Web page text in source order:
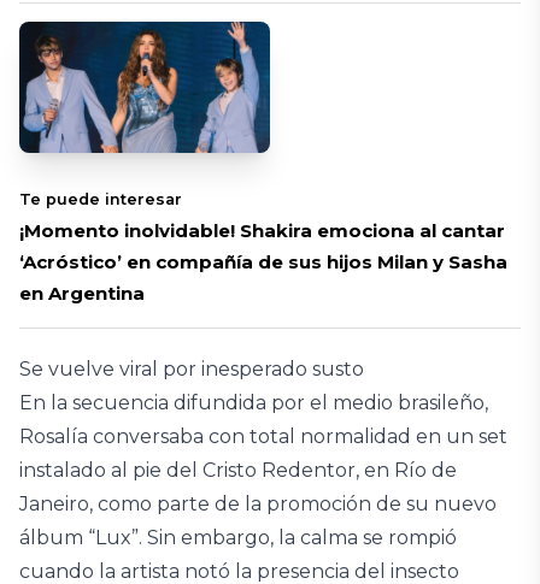
Te puede interesar
¡Momento inolvidable! Shakira emociona al cantar
‘Acróstico’ en compañía de sus hijos Milan y Sasha
en Argentina
Se vuelve viral por inesperado susto
En la secuencia difundida por el medio brasileño,
Rosalía conversaba con total normalidad en un set
instalado al pie del Cristo Redentor, en Río de
Janeiro, como parte de la promoción de su nuevo
álbum “Lux”. Sin embargo, la calma se rompió
cuando la artista notó la presencia del insecto